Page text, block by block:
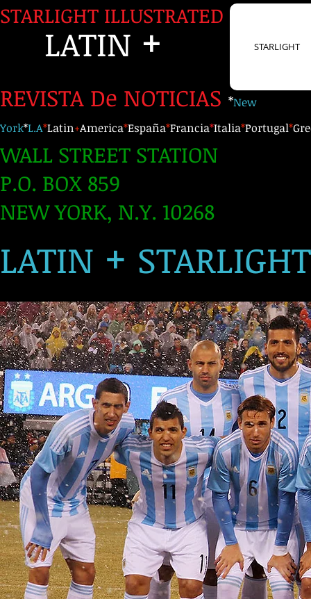
STARLIGHT ILLUSTRATED
LATIN +
REVISTA De NOTICIAS *New
York*L.A*Latin+America*España*Francia*Italia*Portugal*
WALL STREET STATION
P.O. BOX 859
NEW YORK, N.Y. 10268
STARLIGHT
LATIN +